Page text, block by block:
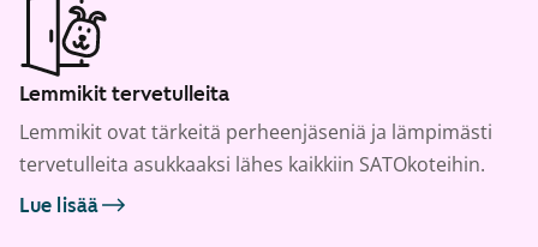
Lemmikit tervetulleita
Lemmikit ovat tärkeitä perheenjäseniä ja lämpimästi
tervetulleita asukkaaksi lähes kaikkiin SATOkoteihin.
Lue lisää